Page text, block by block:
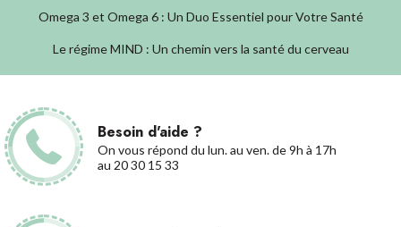
Omega 3 et Omega 6 : Un Duo Essentiel pour Votre Santé
Le régime MIND : Un chemin vers la santé du cerveau
Besoin d'aide ?
On vous répond du lun. au ven. de 9h à 17h
au 20 30 15 33